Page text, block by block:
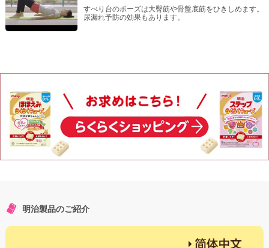
すべり台のポーズは大臀筋や骨盤底筋をひきしめます。
尿漏れ予防の効果もあります。
明治製品のご紹介